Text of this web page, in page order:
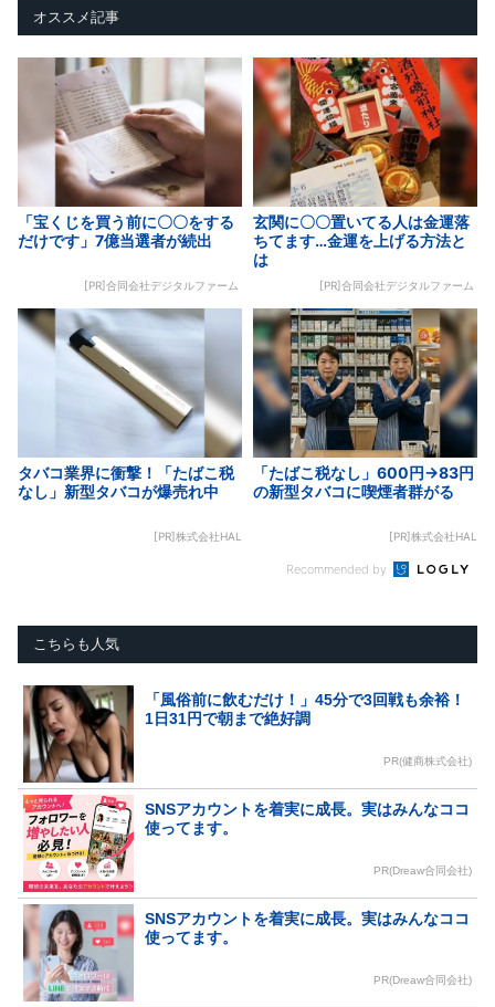
オススメ記事
「宝くじを買う前に〇〇をする
だけです」7億当選者が続出
[PR]合同会社デジタルファーム
玄関に〇〇置いてる人は金運落
ちてます…金運を上げる方法と
は
[PR]合同会社デジタルファーム
タバコ業界に衝撃！「たばこ税
なし」新型タバコが爆売れ中
[PR]株式会社HAL
「たばこ税なし」600円→83円
の新型タバコに喫煙者群がる
[PR]株式会社HAL
Recommended by
こちらも人気
「風俗前に飲むだけ！」45分で3回戦も余裕！
1日31円で朝まで絶好調
PR(健商株式会社)
SNSアカウントを着実に成長。実はみんなココ
使ってます。
PR(Dreaw合同会社)
SNSアカウントを着実に成長。実はみんなココ
使ってます。
PR(Dreaw合同会社)